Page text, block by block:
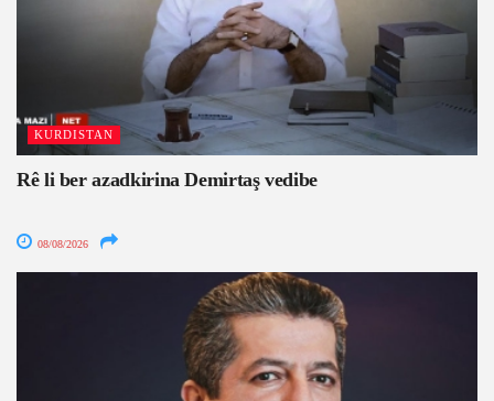
KURDISTAN
Rê li ber azadkirina Demirtaş vedibe
08/08/2026